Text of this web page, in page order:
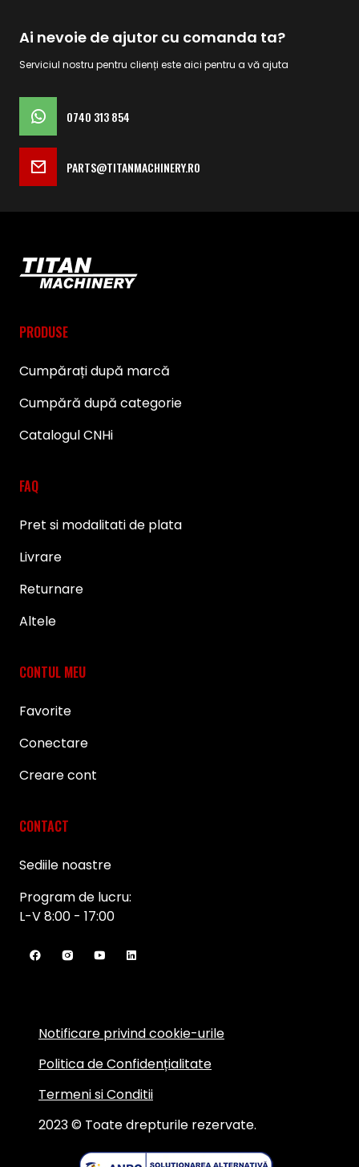
Ai nevoie de ajutor cu comanda ta?
Serviciul nostru pentru clienți este aici pentru a vă ajuta
0740 313 854
PARTS@TITANMACHINERY.RO
PRODUSE
Cumpărați după marcă
Cumpără după categorie
Catalogul CNHi
FAQ
Pret si modalitati de plata
Livrare
Returnare
Altele
CONTUL MEU
Favorite
Conectare
Creare cont
CONTACT
Sediile noastre
Program de lucru:
L-V 8:00 - 17:00
2023 © Toate drepturile rezervate.
Notificare privind cookie-urile
Politica de Confidențialitate
Termeni si Conditii